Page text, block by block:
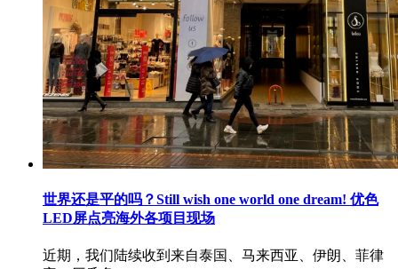
世界还是平的吗？Still wish one world one dream! 优色
LED屏点亮海外各项目现场
近期，我们陆续收到来自泰国、马来西亚、伊朗、菲律